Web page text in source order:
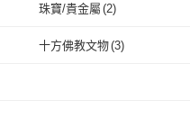
珠寶/貴金屬 (2)
十方佛教文物(3)
取消